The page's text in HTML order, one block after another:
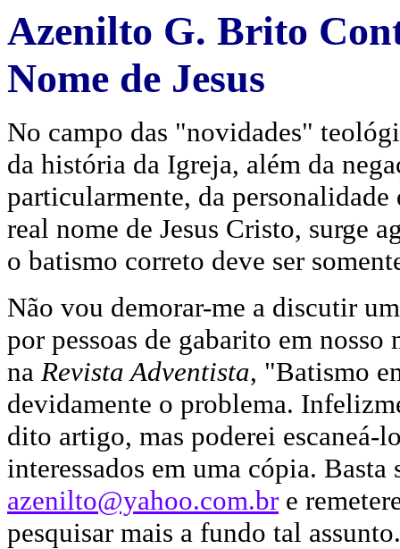
Azenilto G. Brito
Nome de Jesus
No campo das "novidades"
da história da Igreja, além da
particularmente, da
real nome de Jesus Cristo, surge
o batismo correto deve ser
Não vou demorar-me a discutir
por pessoas de gabarito em
na Revista Adventista, "Batismo
devidamente o problema.
dito artigo, mas poderei escaneá-
interessados em uma cópia.
azenilto@yahoo.com.br e
pesquisar mais a fundo tal assunto.